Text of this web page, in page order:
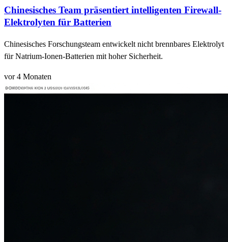
Chinesisches Team präsentiert intelligenten Firewall-
Elektrolyten für Batterien
Chinesisches Forschungsteam entwickelt nicht brennbares Elektrolyt
für Natrium-Ionen-Batterien mit hoher Sicherheit.
vor 4 Monaten